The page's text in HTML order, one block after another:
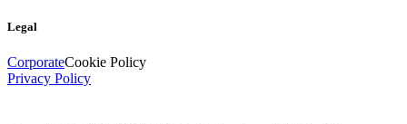
Legal
CorporateCookie Policy
Privacy Policy